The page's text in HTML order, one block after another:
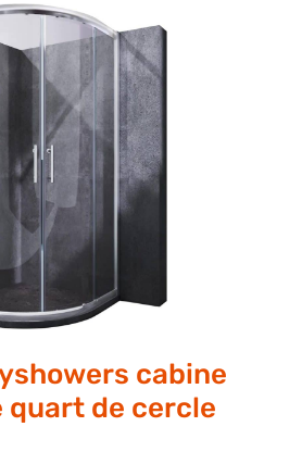
cabine
quart de cercle